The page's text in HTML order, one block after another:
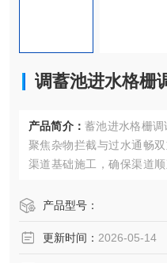
调蓄池进水格栅
产品简介： 蓄池进水格栅调试 兰陵县调蓄池进水格栅
聚焦杂物拦截与过水通畅
渠道基础施工，确保渠道
控制 20-40mm，适配雨水
试 临沂液动下开式堰门安装作为山东区域截流控污的核心工
产品型号：
更新时间： 2026-05-14